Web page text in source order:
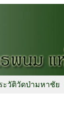
ะวัติวัดป่ามหาชัย